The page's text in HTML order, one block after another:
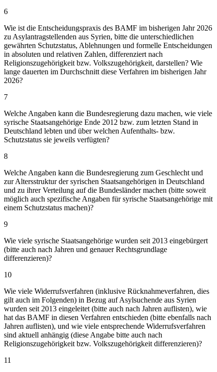
6
Wie ist die Entscheidungspraxis des BAMF im bisherigen Jahr 2026
zu Asylantragstellenden aus Syrien, bitte die unterschiedlichen
gewährten Schutzstatus, Ablehnungen und formelle Entscheidungen
in absoluten und relativen Zahlen, differenziert nach
Religionszugehörigkeit bzw. Volkszugehörigkeit, darstellen? Wie
lange dauerten im Durchschnitt diese Verfahren im bisherigen Jahr
2026?
7
Welche Angaben kann die Bundesregierung dazu machen, wie viele
syrische Staatsangehörige Ende 2012 bzw. zum letzten Stand in
Deutschland lebten und über welchen Aufenthalts- bzw.
Schutzstatus sie jeweils verfügten?
8
Welche Angaben kann die Bundesregierung zum Geschlecht und
zur Altersstruktur der syrischen Staatsangehörigen in Deutschland
und zu ihrer Verteilung auf die Bundesländer machen (bitte soweit
möglich auch spezifische Angaben für syrische Staatsangehörige mit
einem Schutzstatus machen)?
9
Wie viele syrische Staatsangehörige wurden seit 2013 eingebürgert
(bitte auch nach Jahren und genauer Rechtsgrundlage
differenzieren)?
10
Wie viele Widerrufsverfahren (inklusive Rücknahmeverfahren, dies
gilt auch im Folgenden) in Bezug auf Asylsuchende aus Syrien
wurden seit 2013 eingeleitet (bitte auch nach Jahren auflisten), wie
hat das BAMF in diesen Verfahren entschieden (bitte ebenfalls nach
Jahren auflisten), und wie viele entsprechende Widerrufsverfahren
sind aktuell anhängig (diese Angabe bitte auch nach
Religionszugehörigkeit bzw. Volkszugehörigkeit differenzieren)?
11